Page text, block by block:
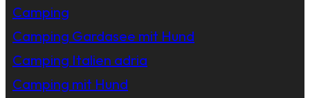
Camping
Camping Gardasee mit Hund
Camping Italien adria
Camping mit Hund